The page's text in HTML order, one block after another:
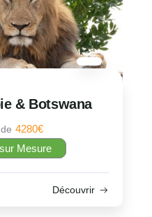
& Botswana
4280€
Mesure
Découvrir